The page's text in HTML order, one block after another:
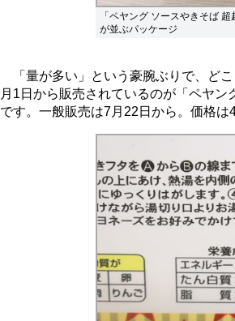
「ペヤング ソースやきそば
が並ぶパッケージ
「量が多い」という豪腕ぶりで、ど
月1日から販売されているのが「ペヤ
です。一般販売は7月22日から。価格は